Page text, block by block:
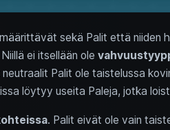
sekä Palit että niiden
Niillä ei itsellään ole
Palit ole taistelussa
löytyy useita Paleja, jotka
. Palit eivät ole vain